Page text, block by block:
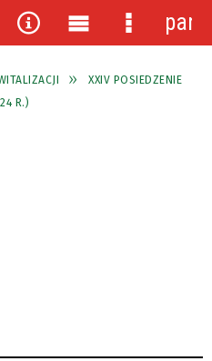
XXIV POSIEDZENIE
R.)
Narzędzia
Menu
główne
Menu